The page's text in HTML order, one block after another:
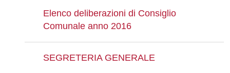
Elenco deliberazioni di Consiglio
Comunale anno 2016
SEGRETERIA GENERALE